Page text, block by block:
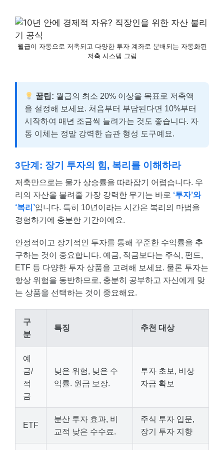
월급이 자동으로 저축되고 다양한 투자 계좌로 분배되는 자동화된
저축 시스템 그림
꿀팁: 월급의 최소 20% 이상을 목표로 저축액
을 설정해 보세요. 처음부터 부담된다면 10%부터
시작하여 매년 조금씩 늘려가는 것도 좋습니다. 자
동 이체는 정말 강력한 습관 형성 도구예요.
3단계: 장기 투자의 힘, 복리를 이해하라
저축만으로는 물가 상승률을 따라잡기 어렵습니다. 우
리의 자산을 불려줄 가장 강력한 무기는 바로 ‘투자’와
‘복리’입니다. 특히 10년이라는 시간은 복리의 마법을
경험하기에 충분한 기간이에요.
안정적이고 장기적인 투자를 통해 꾸준한 수익률을 추
구하는 것이 중요합니다. 예금, 적금보다는 주식, 펀드,
ETF 등 다양한 투자 상품을 고려해 보세요. 물론 투자는
항상 위험을 동반하므로, 충분히 공부하고 자신에게 맞
는 상품을 선택하는 것이 중요해요.
구
분
특징 추천 대상
예
금/
적
금
낮은 위험, 낮은 수
익률. 원금 보장.
투자 초보, 비상
자금 확보
ETF
분산 투자 효과, 비
교적 낮은 수수료.
주식 투자 입문,
장기 투자 지향